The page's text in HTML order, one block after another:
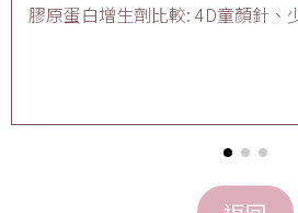
膠原蛋白增生劑比較: 4D童顏針、